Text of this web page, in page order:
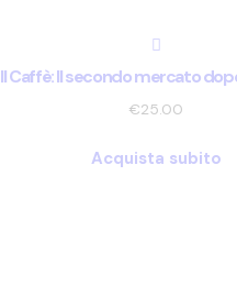
Il Caffè: Il secondo mercato
€25.00
Acquista subito